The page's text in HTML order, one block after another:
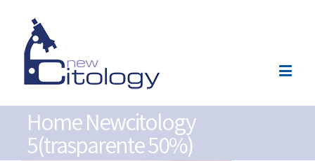
Home Newcitology
5(trasparente 50%)